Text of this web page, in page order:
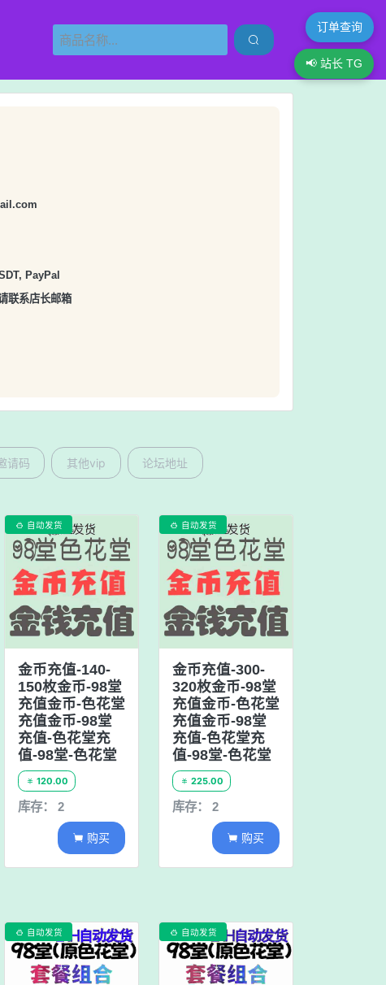

订单查询
📢 站长 TG
PayPal
联系店长邮箱
请码 其他vip 论坛地址
 自动发货
金币充值-140-
150枚金币-98堂
充值金币-色花堂
充值金币-98堂
充值-色花堂充
值-98堂-色花堂
 120.00
库存： 2
 购买
 自动发货
金币充值-300-
320枚金币-98堂
充值金币-色花堂
充值金币-98堂
充值-色花堂充
值-98堂-色花堂
 225.00
库存： 2
 购买
 自动发货  自动发货